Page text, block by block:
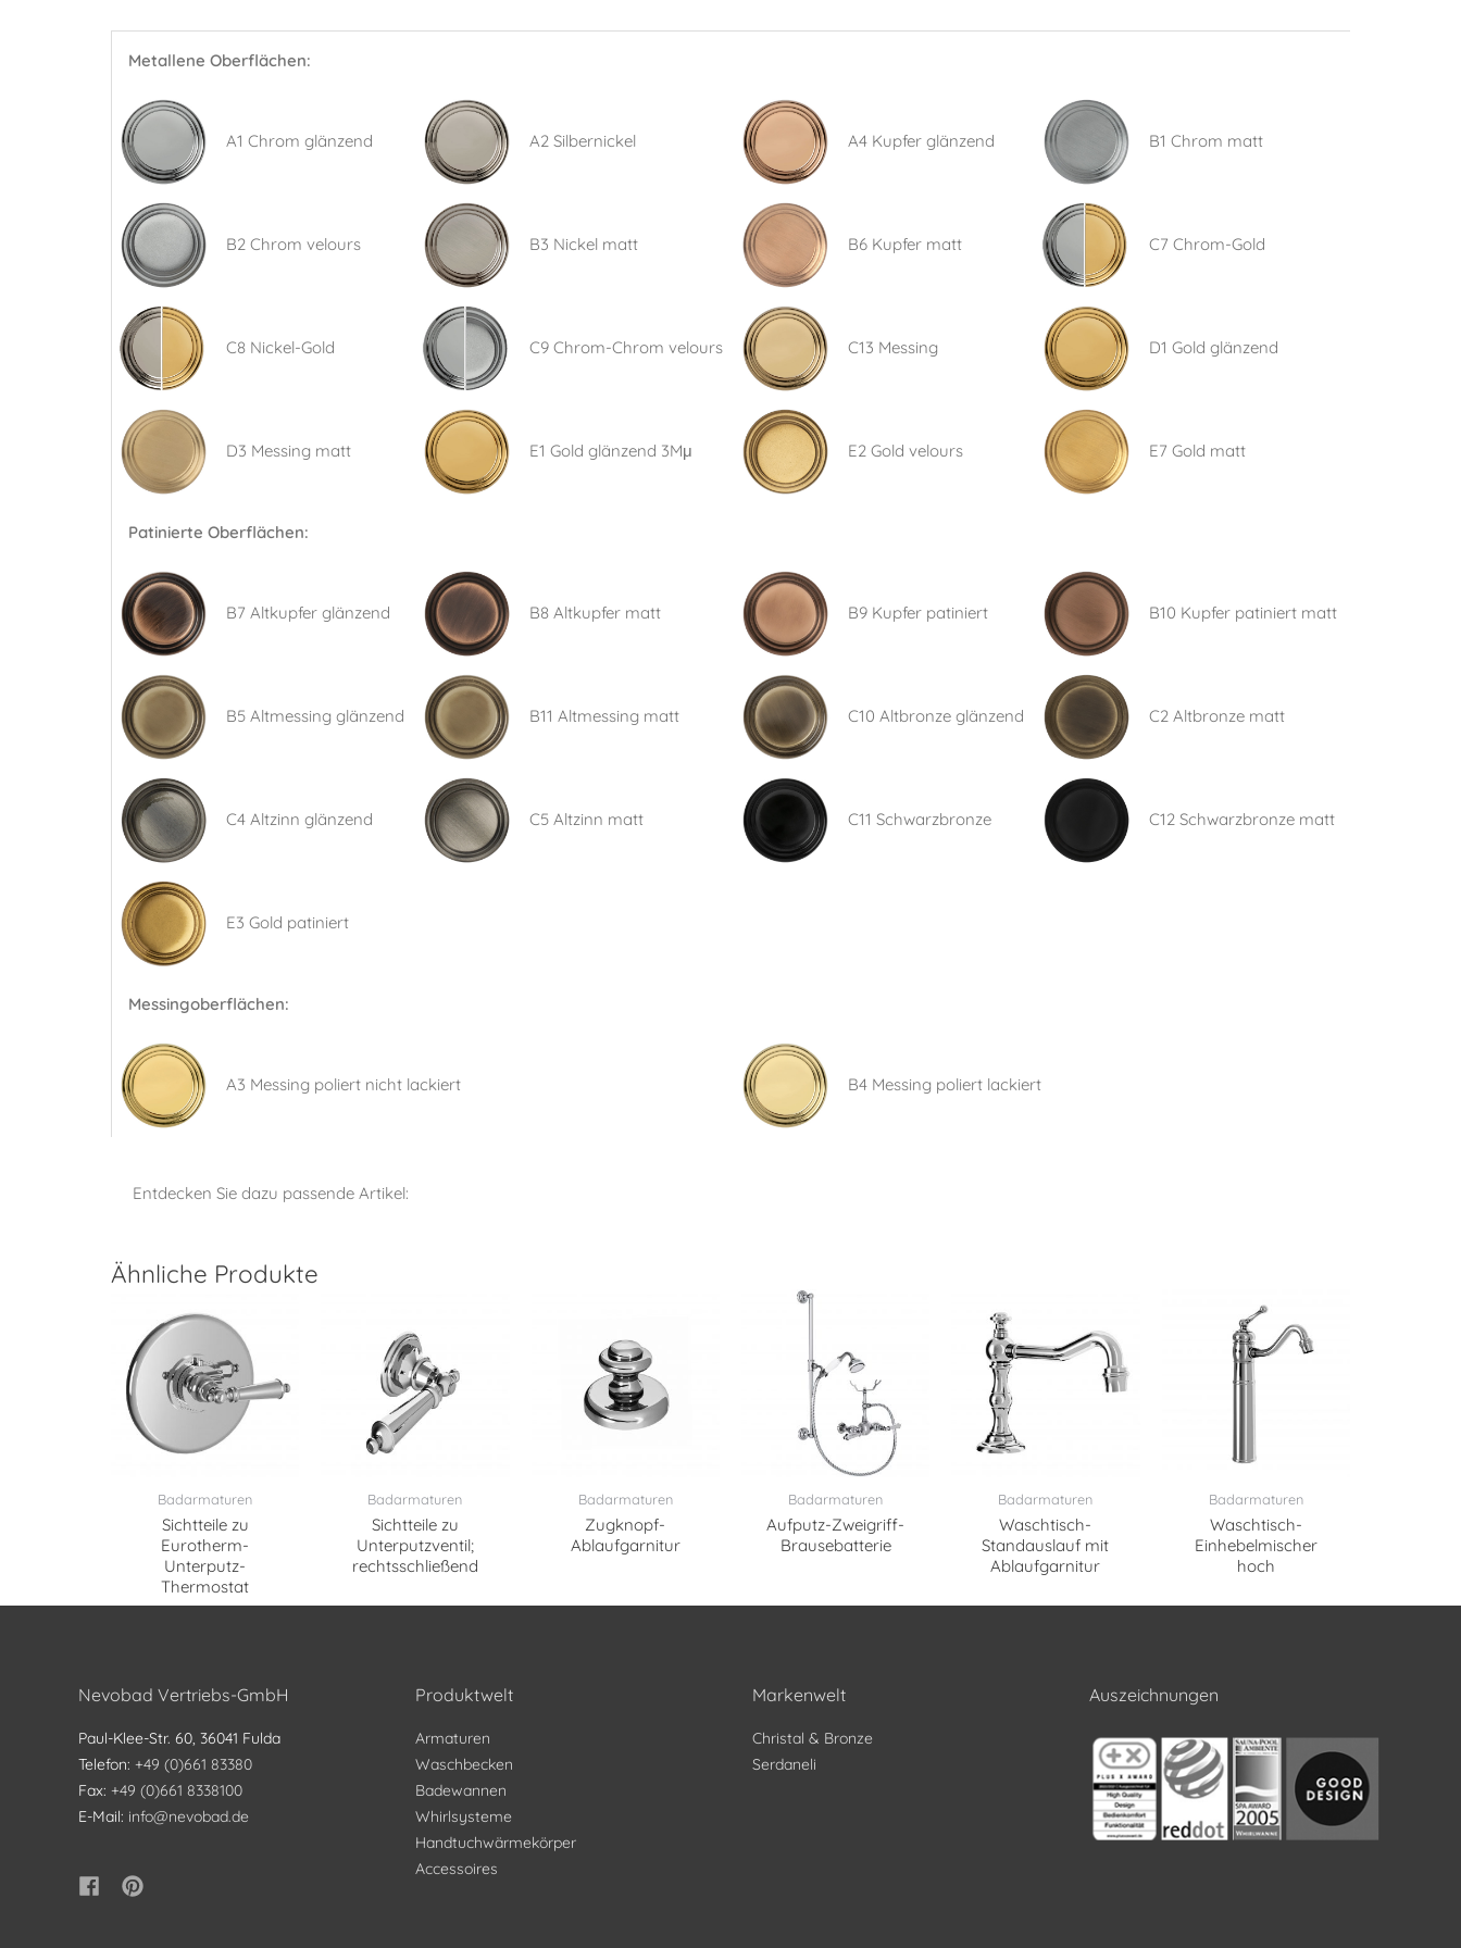
Metallene Oberflächen:
A1 Chrom glänzend A2 Silbernickel A4 Kupfer glänzend B1 Chrom matt
B2 Chrom velours B3 Nickel matt B6 Kupfer matt C7 Chrom-Gold
C8 Nickel-Gold C9 Chrom-Chrom velours C13 Messing D1 Gold glänzend
D3 Messing matt E1 Gold glänzend 3Mμ E2 Gold velours E7 Gold matt
Patinierte Oberflächen:
B7 Altkupfer glänzend B8 Altkupfer matt B9 Kupfer patiniert B10 Kupfer patiniert matt
B5 Altmessing glänzend B11 Altmessing matt C10 Altbronze glänzend C2 Altbronze matt
C4 Altzinn glänzend C5 Altzinn matt C11 Schwarzbronze C12 Schwarzbronze matt
E3 Gold patiniert
Messingoberflächen:
A3 Messing poliert nicht lackiert B4 Messing poliert lackiert
Entdecken Sie dazu passende Artikel:
Ähnliche Produkte
Badarmaturen
Sichtteile zu
Eurotherm-
Unterputz-
Thermostat
Badarmaturen
Sichtteile zu
Unterputzventil;
rechtsschließend
Badarmaturen
Zugknopf-
Ablaufgarnitur
Badarmaturen
Aufputz-Zweigriff-
Brausebatterie
Badarmaturen
Waschtisch-
Standauslauf mit
Ablaufgarnitur
Badarmaturen
Waschtisch-
Einhebelmischer
hoch
Nevobad Vertriebs-GmbH
Paul-Klee-Str. 60, 36041 Fulda
Telefon: +49 (0)661 83380
Fax: +49 (0)661 8338100
E-Mail: info@nevobad.de
Produktwelt
Armaturen
Waschbecken
Badewannen
Whirlsysteme
Handtuchwärmekörper
Accessoires
Markenwelt
Christal & Bronze
Serdaneli
Auszeichnungen